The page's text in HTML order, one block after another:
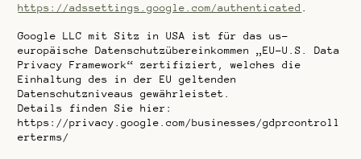
https://adssettings.google.com/authenticated
Google LLC mit Sitz in USA ist für das us-
europäische Datenschutzübereinkommen „EU-U.S. Data
Privacy Framework“ zertifiziert, welches die
Einhaltung des in der EU geltenden
Datenschutzniveaus gewährleistet.
Details finden Sie hier:
https://privacy.google.com/businesses/gdprcontroll
erterms/